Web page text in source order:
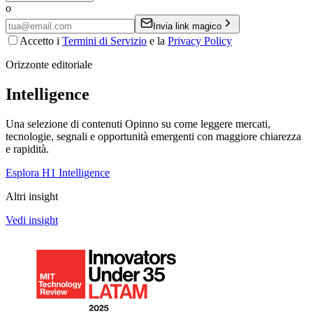
o
Invia link magico
Accetto i Termini di Servizio e la Privacy Policy
Orizzonte editoriale
Intelligence
Una selezione di contenuti Opinno su come leggere mercati,
tecnologie, segnali e opportunità emergenti con maggiore chiarezza
e rapidità.
Esplora H1 Intelligence
Altri insight
Vedi insight